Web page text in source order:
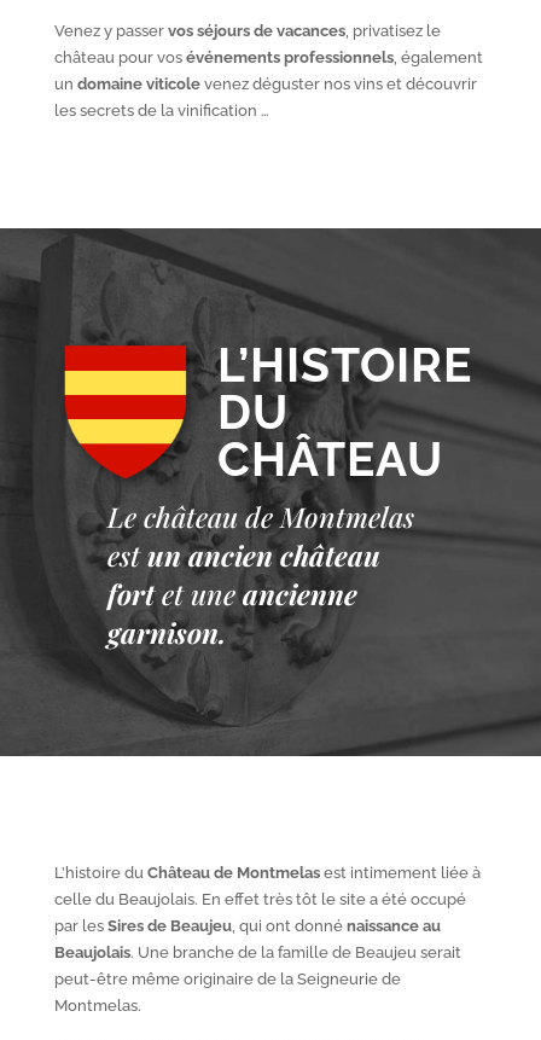
Venez y passer vos séjours de vacances, privatisez le
château pour vos événements professionnels, également
un domaine viticolevenez déguster nos vins et découvrir
les secrets de la vinification …
L’HISTOIRE
DU
CHÂTEAU
Le château de Montmelas
est un ancien château
fort et une ancienne
garnison.
L’histoire duChâteau de Montmelasest intimement liée à
celle du Beaujolais. En effet très tôt le site a été occupé
par les Sires de Beaujeu, qui ont donné naissance au
Beaujolais. Une branche de la famille de Beaujeu serait
peut-être même originaire de la Seigneurie de
Montmelas.